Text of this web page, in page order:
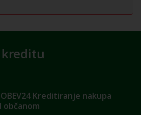
Kreditiranje nakupa
občanom